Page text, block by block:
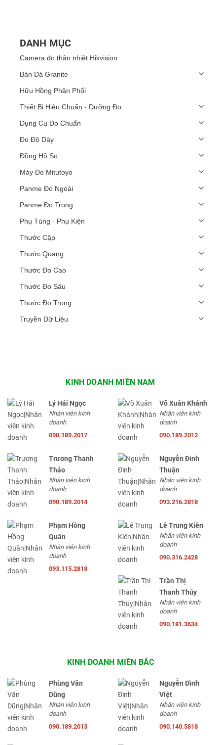
DANH MỤC
Camera đo thân nhiệt Hikvision
Bàn Đá Granite
Hữu Hồng Phân Phối
Thiết Bị Hiệu Chuẩn - Dưỡng Đo
Dụng Cụ Đo Chuẩn
Đo Độ Dày
Đồng Hồ So
Máy Đo Mitutoyo
Panme Đo Ngoài
Panme Đo Trong
Phụ Tùng - Phụ Kiện
Thước Cặp
Thước Quang
Thước Đo Cao
Thước Đo Sâu
Thước Đo Trong
Truyền Dữ Liệu
KINH DOANH MIỀN NAM
Lý Hải Ngọc
Nhân viên kinh
doanh
090.189.2017
Võ Xuân Khánh
Nhân viên kinh
doanh
090.189.2012
Trương Thanh
Thảo
Nhân viên kinh
doanh
090.189.2014
Nguyễn Đình
Thuận
Nhân viên kinh
doanh
093.216.2818
Phạm Hồng
Quân
Nhân viên kinh
doanh
093.115.2818
Lê Trung Kiên
Nhân viên kinh
doanh
090.316.2428
Trần Thị
Thanh Thúy
Nhân viên kinh
doanh
090.181.3634
KINH DOANH MIỀN BẮC
Phùng Văn
Dũng
Nhân viên kinh
doanh
090.189.2013
Nguyễn Đình
Việt
Nhân viên kinh
doanh
090.140.5818